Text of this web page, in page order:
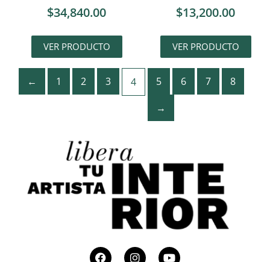
$34,840.00
VER PRODUCTO
$13,200.00
VER PRODUCTO
← 1 2 3 4 5 6 7
8
→